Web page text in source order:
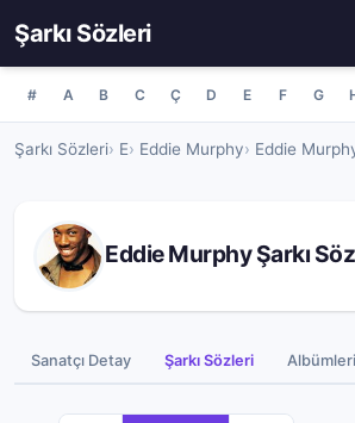
Şarkı Sözleri
# A B C Ç D E F G
Şarkı Sözleri E Eddie Murphy Eddie
Eddie Murphy Şarkı
Sanatçı Detay Şarkı Sözleri Albümleri